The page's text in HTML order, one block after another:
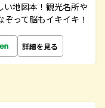
い地図本！観光名所や
って脳もイキイキ！
詳細を見る